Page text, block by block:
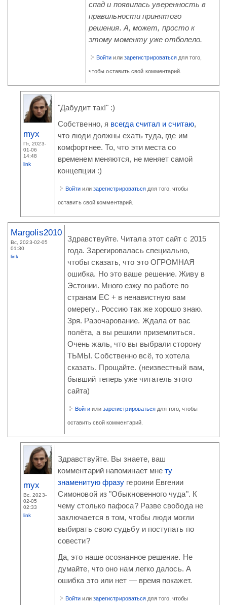
спад и появилась уверенность в
правильности принятого
решения. А, может, просто к
этому моменту уже отболело.
Войти или зарегистрироваться для того,
чтобы оставить свой комментарий.
myx
Пт, 2023-
01-06
14:48
link
"Дабудит так!" :)
Собственно, я всегда считал и считаю,
что люди должны ехать туда, где им
комфортнее. То, что эти места со
временем меняются, не меняет самой
концепции :)
Войти или зарегистрироваться для того, чтобы
оставить свой комментарий.
Margolis2010
Вс, 2023-02-05
01:30
link
Здравствуйте. Читала этот сайт с 2015
года. Зарегировалась специально,
чтобы сказать, что это ОГРОМНАЯ
ошибка. Но это ваше решение. Живу в
Эстонии. Много езжу по работе по
странам ЕС + в ненавистную вам
омерегу.. Россию так же хорошо знаю.
Зря. Разочарование. Ждала от вас
полёта, а вы решили приземлиться.
Очень жаль, что вы выбрали сторону
ТЬМЫ. Собственно всё, то хотела
сказать. Прощайте. (неизвестный вам,
бывший теперь уже читатель этого
сайта)
Войти или зарегистрироваться для того, чтобы
оставить свой комментарий.
myx
Вс, 2023-
02-05
02:33
link
Здравствуйте. Вы знаете, ваш
комментарий напоминает мнету
знаменитую фразу героини Евгении
Симоновой из "Обыкновенного чуда". К
чему столько пафоса? Разве свобода не
заключается в том, чтобы люди могли
выбирать свою судьбу и поступать по
совести?
Да, это наше осознанное решение. Не
думайте, что оно нам легко далось. А
ошибка это или нет — время покажет.
Войти или зарегистрироваться для того, чтобы